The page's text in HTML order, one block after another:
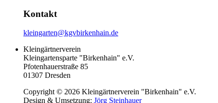
Kontakt
kleingarten@kgvbirkenhain.de
Kleingärtnerverein
Kleingartensparte "Birkenhain" e.V.
Pfotenhauerstraße 85
01307 Dresden
Copyright © 2026 Kleingärtnerverein "Birkenhain" e.V.
Design & Umsetzung: Jörg Steinhauer